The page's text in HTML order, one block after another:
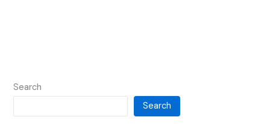
Search
Search